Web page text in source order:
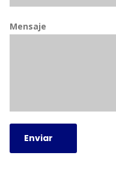
Mensaje